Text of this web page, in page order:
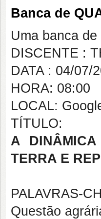
Banca de
Uma banca
DISCENTE :
DATA : 04/07/
HORA: 08:00
LOCAL:
TÍTULO:
A
TERRA E
PALAVRAS-
Questão